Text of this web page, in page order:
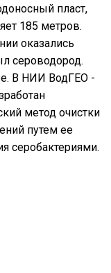
пласт,
185 метров.
оказались
сероводород.
В НИИ ВодГЕО -
метод очистки
путем ее
серобактериями.